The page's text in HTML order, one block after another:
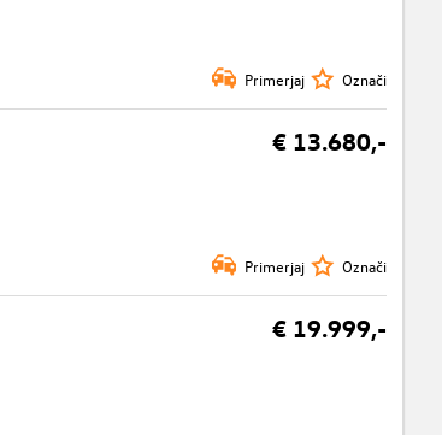
Primerjaj Označi
€ 13.680,-
Primerjaj Označi
€ 19.999,-